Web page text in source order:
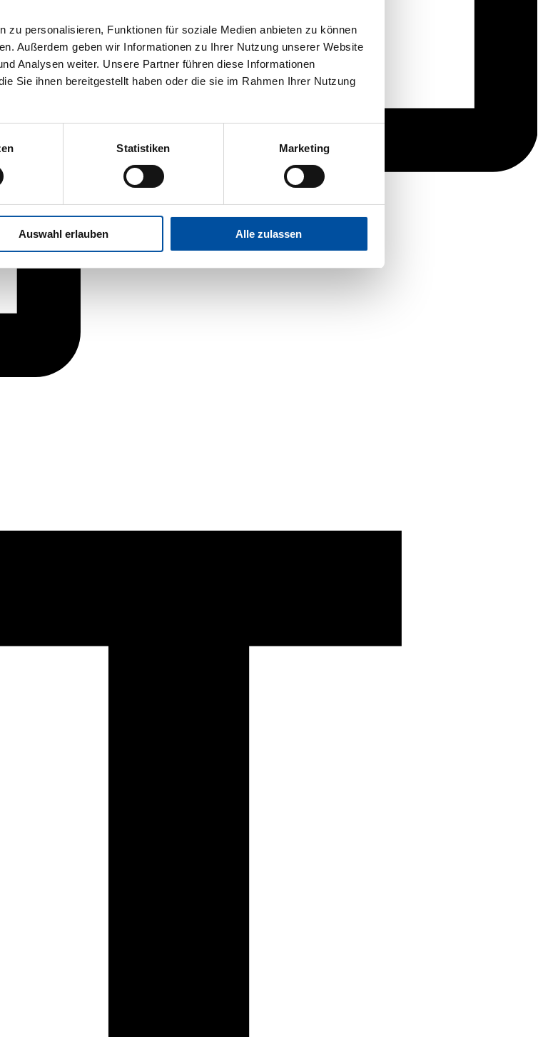
zu personalisieren, Funktionen für soziale Medien anbieten zu können
Außerdem geben wir Informationen zu Ihrer Nutzung unserer Website
Analysen weiter. Unsere Partner führen diese Informationen
Sie ihnen bereitgestellt haben oder die sie im Rahmen Ihrer Nutzung
Statistiken Marketing
Auswahl erlauben Alle zulassen